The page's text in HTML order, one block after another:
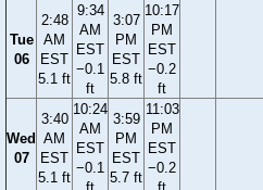
Tue
06
2:48
AM
EST
5.1 ft
9:34
AM
EST
−0.1
ft
3:07
PM
EST
5.8 ft
10:17
PM
EST
−0.2
ft
Wed
07
3:40
AM
EST
5.1 ft
10:24
AM
EST
−0.1
3:59
PM
EST
5.7 ft
11:03
PM
EST
−0.2